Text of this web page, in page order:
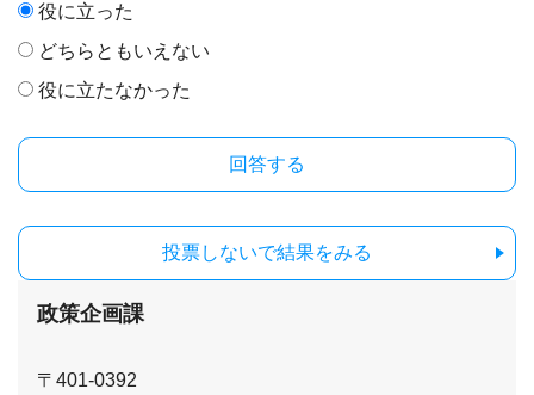
役に立った
どちらともいえない
役に立たなかった
投票しないで結果をみる
政策企画課
〒401-0392